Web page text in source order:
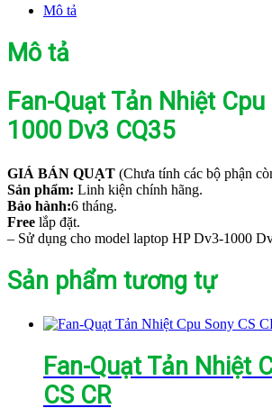
Mô tả
Mô tả
Fan-Quạt Tản Nhiệt Cpu
1000 Dv3 CQ35
GIÁ BÁN QUẠT (Chưa tính các bộ phận
Sản phẩm: Linh kiện chính hãng.
Bảo hành:6 tháng.
Free lắp đặt.
– Sử dụng cho model laptop HP Dv3-1000
Sản phẩm tương tự
Fan-Quạt Tản Nhiệt
CS CR